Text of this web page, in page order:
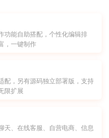
功能自助搭配，个性化编辑排
，一键制作
配，另有源码独立部署版，支持
限扩展
天、在线客服、自营电商、信息